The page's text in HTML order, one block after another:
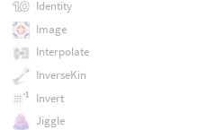
Identity
Image
Interpolate
InverseKin
Invert
Jiggle